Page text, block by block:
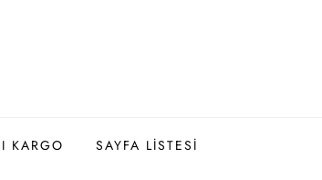
KARGO SAYFA LISTESI